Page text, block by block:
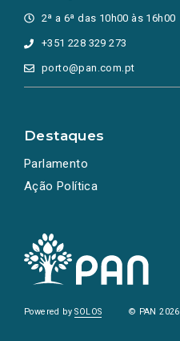
2ª a 6ª das 10h00 às 16h00
+351 228 329 273
porto@pan.com.pt
Destaques
Parlamento
Ação Política
Powered bySOLOS © PAN 2026